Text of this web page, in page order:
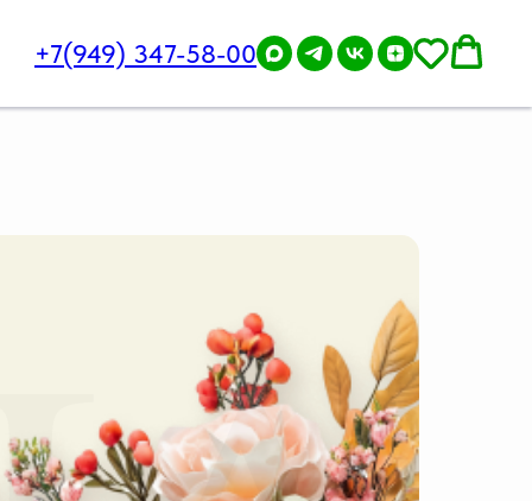
+7(949) 347-58-00